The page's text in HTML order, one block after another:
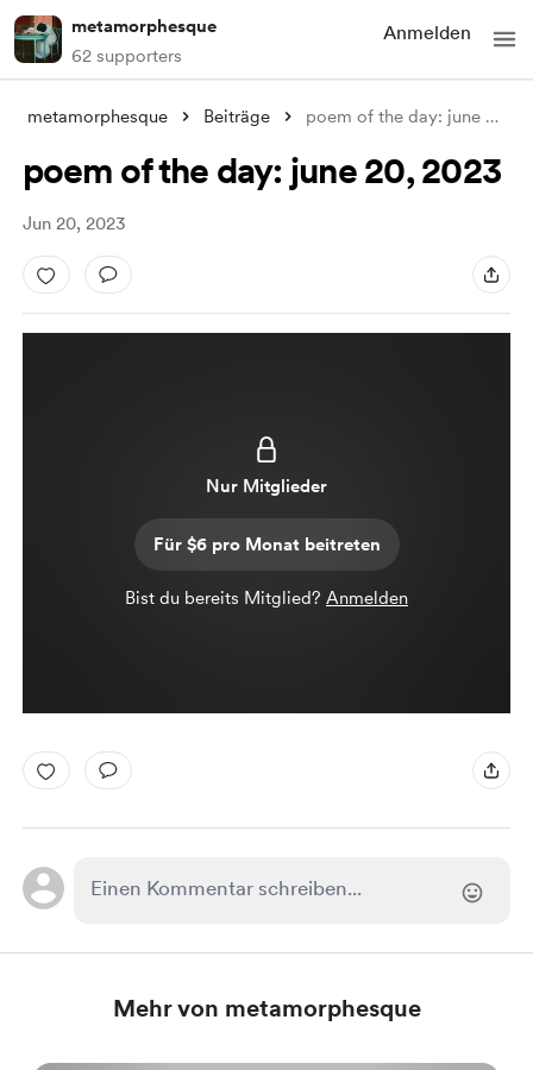
metamorphesque
62 supporters
Anmelden
metamorphesque Beiträge poem of the day: june 20, 2023
poem of the day: june 20, 2023
Jun 20, 2023
Nur Mitglieder
Für $6 pro Monat beitreten
Bist du bereits Mitglied? Anmelden
Mehr von metamorphesque